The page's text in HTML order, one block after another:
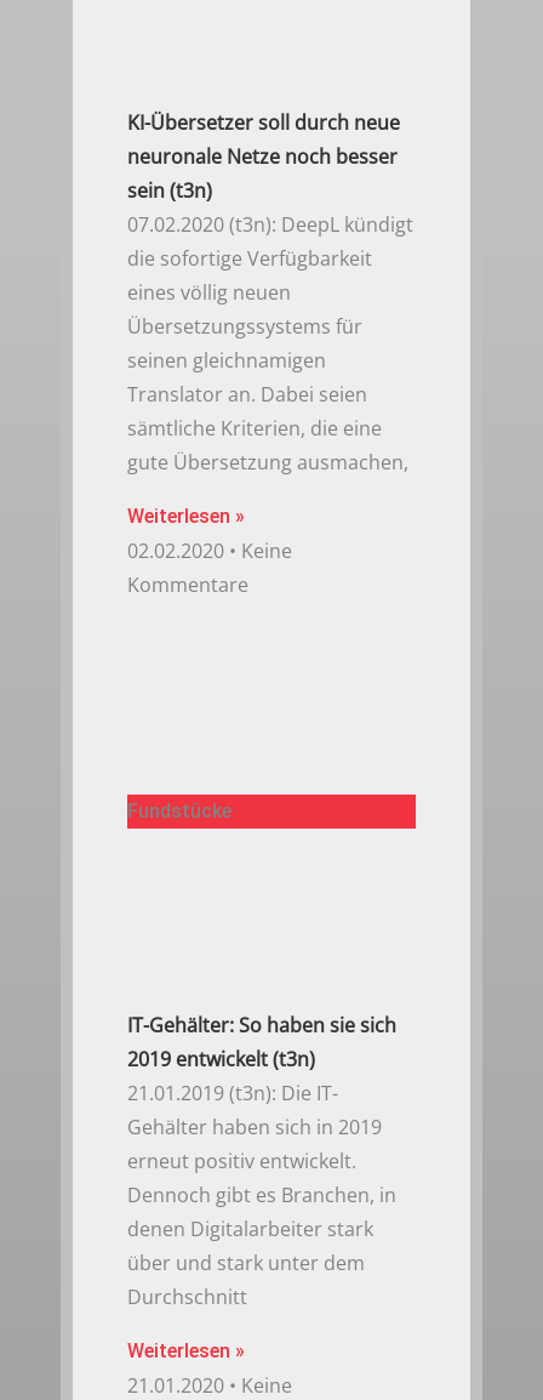
KI-Übersetzer soll durch neue
neuronale Netze noch besser
sein (t3n)
07.02.2020 (t3n): DeepL kündigt
die sofortige Verfügbarkeit
eines völlig neuen
Übersetzungssystems für
seinen gleichnamigen
Translator an. Dabei seien
sämtliche Kriterien, die eine
gute Übersetzung ausmachen,
Weiterlesen »
02.02.2020
Keine
Kommentare
Fundstücke
IT-Gehälter: So haben sie sich
2019 entwickelt (t3n)
21.01.2019 (t3n): Die IT-
Gehälter haben sich in 2019
erneut positiv entwickelt.
Dennoch gibt es Branchen, in
denen Digitalarbeiter stark
über und stark unter dem
Durchschnitt
Weiterlesen »
21.01.2020
Keine